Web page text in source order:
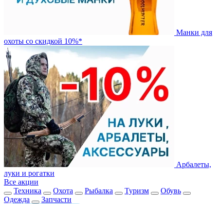
Манки для
охоты со скидкой 10%*
Арбалеты,
луки и рогатки
Все акции
Техника
Охота Рыбалка Туризм
Обувь
Одежда
Запчасти